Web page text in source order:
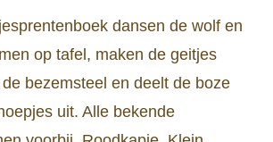
dansen de wolf en
op tafel, maken de geitjes
bezemsteel en deelt de boze
uit. Alle bekende